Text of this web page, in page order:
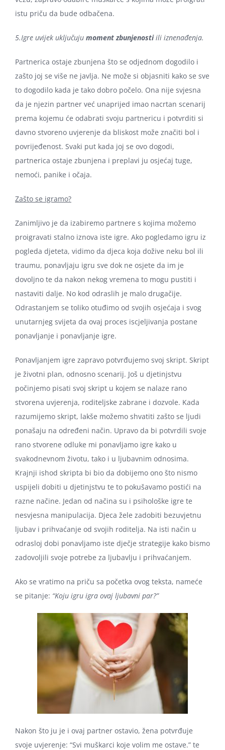
istu priču da bude odbačena.
5.Igre uvijek uključuju moment zbunjenostiili iznenađenja.
Partnerica ostaje zbunjena što se odjednom dogodilo i
zašto joj se više ne javlja. Ne može si objasniti kako se sve
to dogodilo kada je tako dobro počelo. Ona nije svjesna
da je njezin partner već unaprijed imao nacrtan scenarij
prema kojemu će odabrati svoju partnericu i potvrditi si
davno stvoreno uvjerenje da bliskost može značiti bol i
povrijeđenost. Svaki put kada joj se ovo dogodi,
partnerica ostaje zbunjena i preplavi ju osjećaj tuge,
nemoći, panike i očaja.
Zašto se igramo?
Zanimljivo je da izabiremo partnere s kojima možemo
proigravati stalno iznova iste igre. Ako pogledamo igru iz
pogleda djeteta, vidimo da djeca koja dožive neku bol ili
traumu, ponavljaju igru sve dok ne osjete da im je
dovoljno te da nakon nekog vremena to mogu pustiti i
nastaviti dalje. No kod odraslih je malo drugačije.
Odrastanjem se toliko otuđimo od svojih osjećaja i svog
unutarnjeg svijeta da ovaj proces iscjeljivanja postane
ponavljanje i ponavljanje igre.
Ponavljanjem igre zapravo potvrđujemo svoj skript. Skript
je životni plan, odnosno scenarij. Još u djetinjstvu
počinjemo pisati svoj skript u kojem se nalaze rano
stvorena uvjerenja, roditeljske zabrane i dozvole. Kada
razumijemo skript, lakše možemo shvatiti zašto se ljudi
ponašaju na određeni način. Upravo da bi potvrdili svoje
rano stvorene odluke mi ponavljamo igre kako u
svakodnevnom životu, tako i u ljubavnim odnosima.
Krajnji ishod skripta bi bio da dobijemo ono što nismo
uspijeli dobiti u djetinjstvu te to pokušavamo postići na
razne načine. Jedan od načina su i psihološke igre te
nesvjesna manipulacija. Djeca žele zadobiti bezuvjetnu
ljubav i prihvaćanje od svojih roditelja. Na isti način u
odrasloj dobi ponavljamo iste dječje strategije kako bismo
zadovoljili svoje potrebe za ljubavlju i prihvaćanjem.
Ako se vratimo na priču sa početka ovog teksta, nameće
se pitanje: “Koju igru igra ovaj ljubavni par?”
Nakon što ju je i ovaj partner ostavio, žena potvrđuje
svoje uvjerenje: “Svi muškarci koje volim me ostave.” te